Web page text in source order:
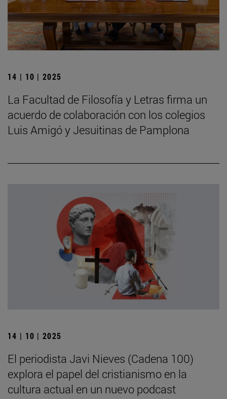
14 | 10 | 2025
La Facultad de Filosofía y Letras firma un
acuerdo de colaboración con los colegios
Luis Amigó y Jesuitinas de Pamplona
14 | 10 | 2025
El periodista Javi Nieves (Cadena 100)
explora el papel del cristianismo en la
cultura actual en un nuevo podcast